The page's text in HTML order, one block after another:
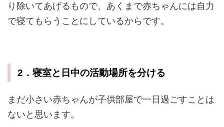
り除いてあげるもので、あくまで赤ちゃんには自力
で寝てもらうことにしているからです。
2．寝室と日中の活動場所を分ける
まだ小さい赤ちゃんが子供部屋で一日過ごすことは
ないと思います。